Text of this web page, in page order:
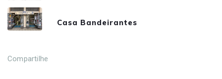
Casa Bandeirantes
Compartilhe